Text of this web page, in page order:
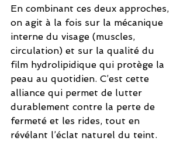
En combinant ces deux approches,
on agit à la fois sur la mécanique
interne du visage (muscles,
circulation) et sur la qualité du
film hydrolipidique qui protège la
peau au quotidien. C’est cette
alliance qui permet de lutter
durablement contre la perte de
fermeté et les rides, tout en
révélant l’éclat naturel du teint.